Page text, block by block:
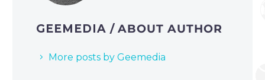
GEEMEDIA / ABOUT AUTHOR
More posts by Geemedia